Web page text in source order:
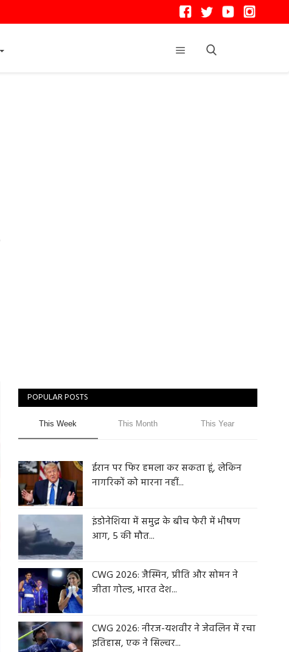
POPULAR POSTS
This Week This Month This Year
ईरान पर फिर हमला कर सकता हूं, लेकिन
नागरिकों को मारना नहीं...
इंडोनेशिया में समुद्र के बीच फेरी में भीषण
आग, 5 की मौत...
CWG 2026: जैस्मिन, प्रीति और सोमन ने
जीता गोल्ड, भारत देश...
CWG 2026: नीरज-यशवीर ने जेवलिन में रचा
इतिहास, एक ने सिल्वर...